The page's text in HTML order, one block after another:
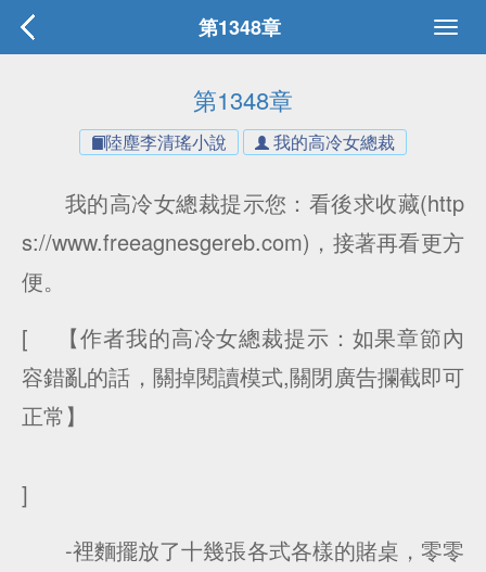
第1348章
第1348章
陸塵李清瑤小說 我的高冷女總裁
我的高冷女總裁提示您：看後求收藏(http
s://www.freeagnesgereb.com)，接著再看更方
便。
[ 【作者我的高冷女總裁提示：如果章節內
容錯亂的話，關掉閱讀模式,關閉廣告攔截即可
正常】
]
-裡麵擺放了十幾張各式各樣的賭桌，零零